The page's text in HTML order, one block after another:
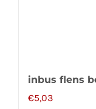
inbus flens
€5,03